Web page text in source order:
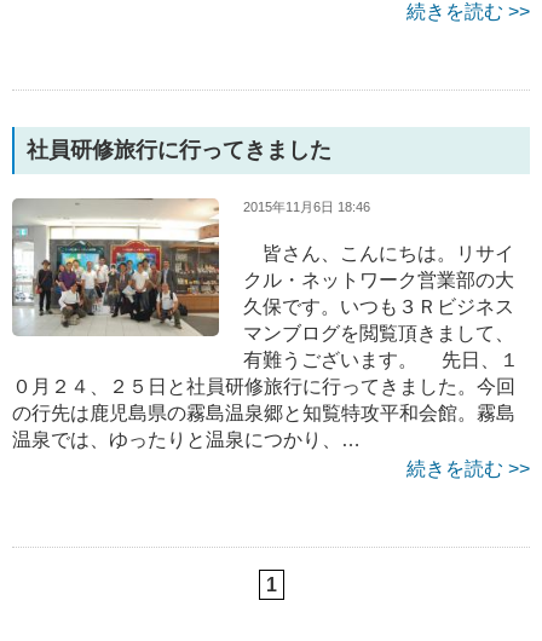
続きを読む >>
社員研修旅行に行ってきました
2015年11月6日 18:46
皆さん、こんにちは。リサイ
クル・ネットワーク営業部の大
久保です。いつも３Ｒビジネス
マンブログを閲覧頂きまして、
有難うございます。 先日、１
０月２４、２５日と社員研修旅行に行ってきました。今回
の行先は鹿児島県の霧島温泉郷と知覧特攻平和会館。霧島
温泉では、ゆったりと温泉につかり、…
続きを読む >>
1